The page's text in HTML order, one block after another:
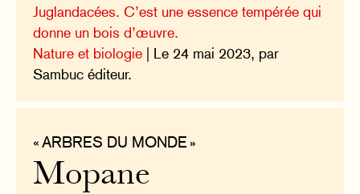
Juglandacées. C’est une essence tempérée qui
donne un bois d’œuvre.
Nature et biologie | Le 24 mai 2023, par
Sambuc éditeur.
« ARBRES DU MONDE »
Mopane